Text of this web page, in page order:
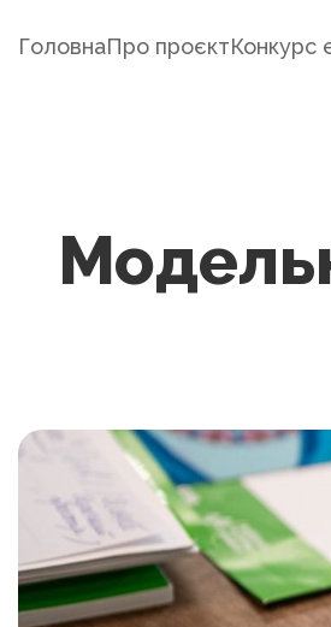
ГоловнаПро проєктКонкурс